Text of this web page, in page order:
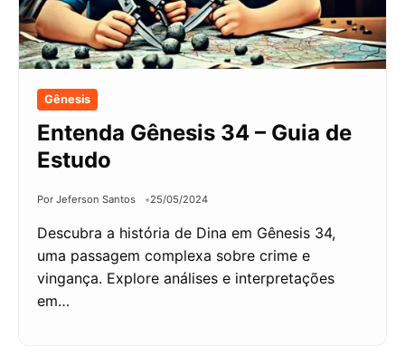
Gênesis
Entenda Gênesis 34 – Guia de
Estudo
Por Jeferson Santos 25/05/2024
Descubra a história de Dina em Gênesis 34,
uma passagem complexa sobre crime e
vingança. Explore análises e interpretações
em…